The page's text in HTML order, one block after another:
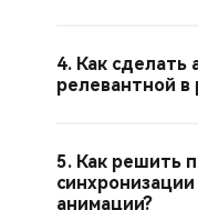
4. Как сделать
релевантной в
5. Как решить
анимации?